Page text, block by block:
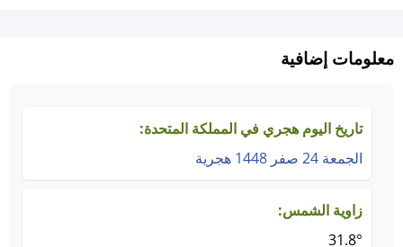
معلومات إضافية
تاريخ اليوم هجري في المملكة المتحدة:
الجمعة 24 صفر 1448 هجرية
زاوية الشمس:
31.8°